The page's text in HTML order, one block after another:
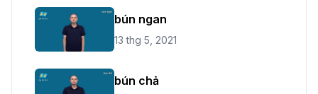
bún ngan
13 thg 5, 2021
bún chả